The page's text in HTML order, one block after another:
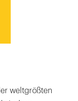
weltgrößten